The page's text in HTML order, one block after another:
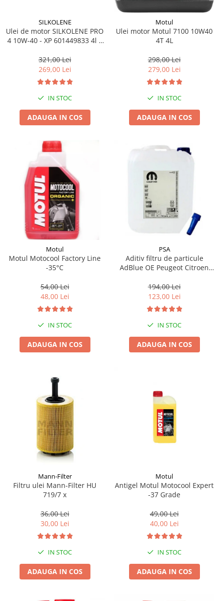
SILKOLENE
Ulei de motor SILKOLENE PRO
4 10W-40 - XP 601449833 4l +
321,00 Lei
269,00 Lei
IN STOC
ADAUGA IN COS
Motul
Ulei motor Motul 7100 10W40
4T 4L
298,00 Lei
279,00 Lei
IN STOC
ADAUGA IN COS
Motul
Motul Motocool Factory Line
-35°C
54,00 Lei
48,00 Lei
IN STOC
ADAUGA IN COS
PSA
Aditiv filtru de particule
AdBlue OE Peugeot Citroen
194,00 Lei
123,00 Lei
IN STOC
ADAUGA IN COS
Mann-Filter
Filtru ulei Mann-Filter HU
719/7 x
36,00 Lei
30,00 Lei
IN STOC
ADAUGA IN COS
Motul
Antigel Motul Motocool Expert
-37 Grade
49,00 Lei
40,00 Lei
IN STOC
ADAUGA IN COS